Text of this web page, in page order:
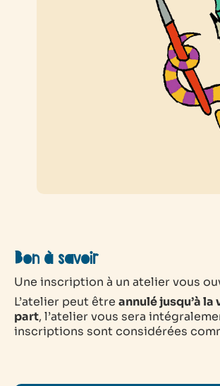
Bon à savoir
Une inscription à un atelier vous
L’atelier peut être annulé jusqu’à la
part, l’atelier vous sera
inscriptions sont considérées